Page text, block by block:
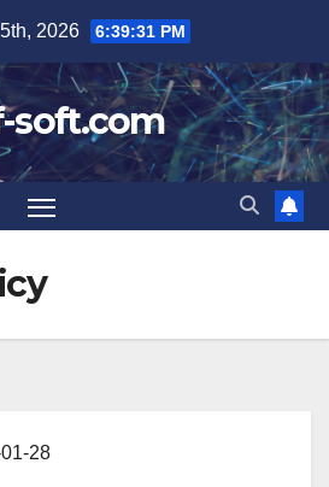
2026 6:39:32 PM
soft.com
28